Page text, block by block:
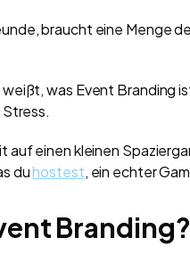
braucht eine Menge
was Event Branding
auf einen kleinen
duhostest, ein echter
Branding?